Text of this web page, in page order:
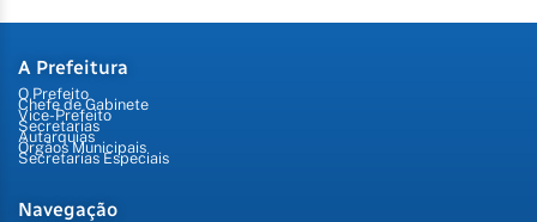
A Prefeitura
O Prefeito
Chefe de Gabinete
Vice-Prefeito
Secretarias
Autarquias
Órgãos Municipais
Secretarias Especiais
Navegação